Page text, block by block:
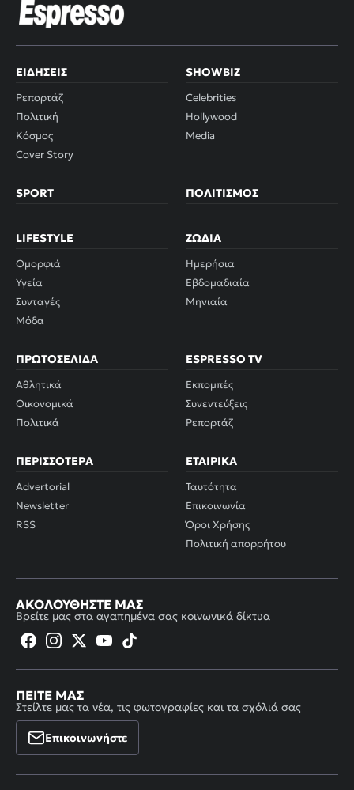
ΕΙΔΉΣΕΙΣ
Ρεπορτάζ
Πολιτική
Κόσμος
Cover Story
SHOWBIZ
Celebrities
Hollywood
Media
SPORT ΠΟΛΙΤΙΣΜΌΣ
LIFESTYLE
Ομορφιά
Υγεία
Συνταγές
Μόδα
ΖΏΔΙΑ
Ημερήσια
Εβδομαδιαία
Μηνιαία
ΠΡΩΤΟΣΈΛΙΔΑ
Αθλητικά
Οικονομικά
Πολιτικά
ESPRESSO TV
Εκπομπές
Συνεντεύξεις
Ρεπορτάζ
ΠΕΡΙΣΣΌΤΕΡΑ
Advertorial
Newsletter
RSS
ΕΤΑΙΡΙΚΆ
Ταυτότητα
Επικοινωνία
Όροι Χρήσης
Πολιτική απορρήτου
ΑΚΟΛΟΥΘΉΣΤΕ ΜΑΣ
Βρείτε μας στα αγαπημένα σας κοινωνικά δίκτυα
ΠΕΊΤΕ ΜΑΣ
Στείλτε μας τα νέα, τις φωτογραφίες και τα σχόλιά σας
Επικοινωνήστε